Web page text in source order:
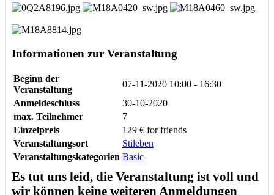
Informationen zur Veranstaltung
Beginn der
Veranstaltung
07-11-2020 10:00 - 16:30
Anmeldeschluss
30-10-2020
max. Teilnehmer
7
Einzelpreis
129 € for friends
Veranstaltungsort
Stileben
Veranstaltungskategorien Basic
Es tut uns leid, die Veranstaltung ist voll und
wir können keine weiteren Anmeldungen